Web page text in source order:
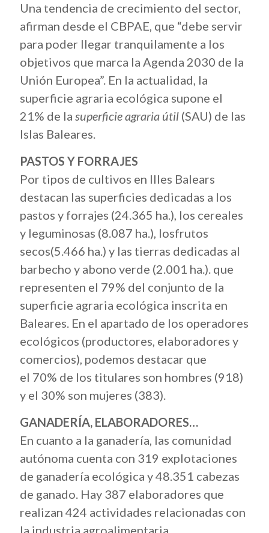
Una tendencia de crecimiento del sector,
afirman desde el CBPAE, que “debe servir
para poder llegar tranquilamente a los
objetivos que marca la Agenda 2030 de la
Unión Europea”. En la actualidad, la
superficie agraria ecológica supone el
21% de la superficie agraria útil (SAU) de las
Islas Baleares.
PASTOS Y FORRAJES
Por tipos de cultivos en Illes Balears
destacan las superficies dedicadas a los
pastos y forrajes (24.365 ha.), los cereales
y leguminosas (8.087 ha.), losfrutos
secos(5.466 ha.) y las tierras dedicadas al
barbecho y abono verde (2.001 ha.). que
representen el 79% del conjunto de la
superficie agraria ecológica inscrita en
Baleares. En el apartado de los operadores
ecológicos (productores, elaboradores y
comercios), podemos destacar que
el 70% de los titulares son hombres (918)
y el 30% son mujeres (383).
GANADERÍA, ELABORADORES…
En cuanto a la ganadería, las comunidad
autónoma cuenta con 319 explotaciones
de ganadería ecológica y 48.351 cabezas
de ganado. Hay 387 elaboradores que
realizan 424 actividades relacionadas con
la industria agroalimentaria.